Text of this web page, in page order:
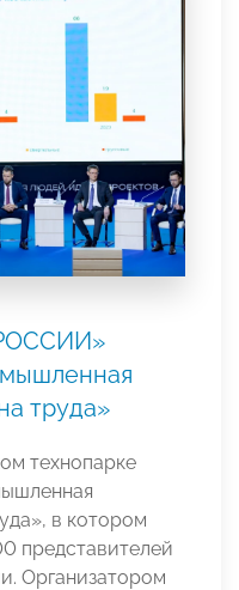
труда»
технопарке
в котором
представителей
Организатором